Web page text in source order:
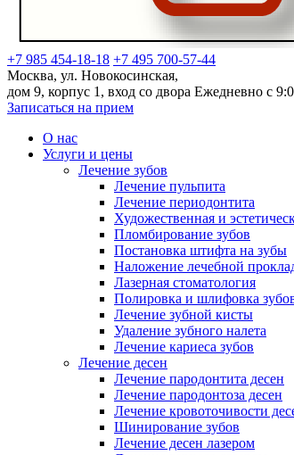
+7 985 454-18-18 +7 495 700-57-44
Москва, ул. Новокосинская,
дом 9, корпус 1, вход со двора Ежедневно с
Записаться на прием
О нас
Услуги и цены
Лечение зубов
Лечение пульпита
Лечение периодонтита
Художественная и
Пломбирование зубов
Постановка штифта на зубы
Наложение лечебной
Лазерная стоматология
Полировка и шлифовка
Лечение зубной кисты
Удаление зубного налета
Лечение кариеса зубов
Лечение десен
Лечение пародонтита десен
Лечение пародонтоза десен
Лечение кровоточивости
Шинирование зубов
Лечение десен лазером